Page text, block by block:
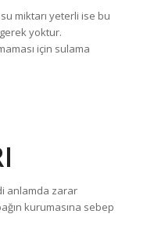
miktarı yeterli ise bu
yoktur.
için sulama
anlamda zarar
kurumasına sebep